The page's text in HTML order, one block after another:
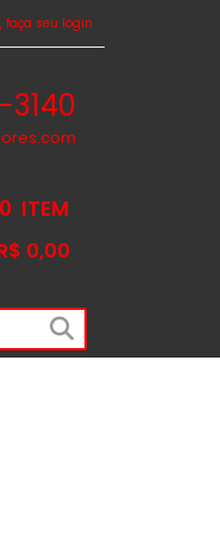
faça seu login
3140
0 ITEM
0,00